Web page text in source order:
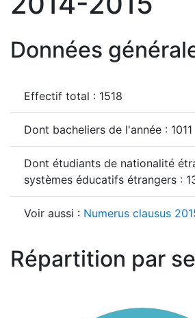
Données
Effectif total : 1518
Dont bacheliers de l'année : 1011
Dont étudiants de nationalité
systèmes éducatifs étrangers :
Voir aussi : Numerus clausus
Répartition par